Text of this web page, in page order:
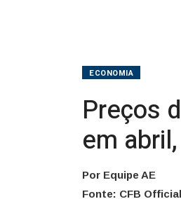
ECONOMIA
Preços
em
Por Equipe AE
Fonte: CFB Official